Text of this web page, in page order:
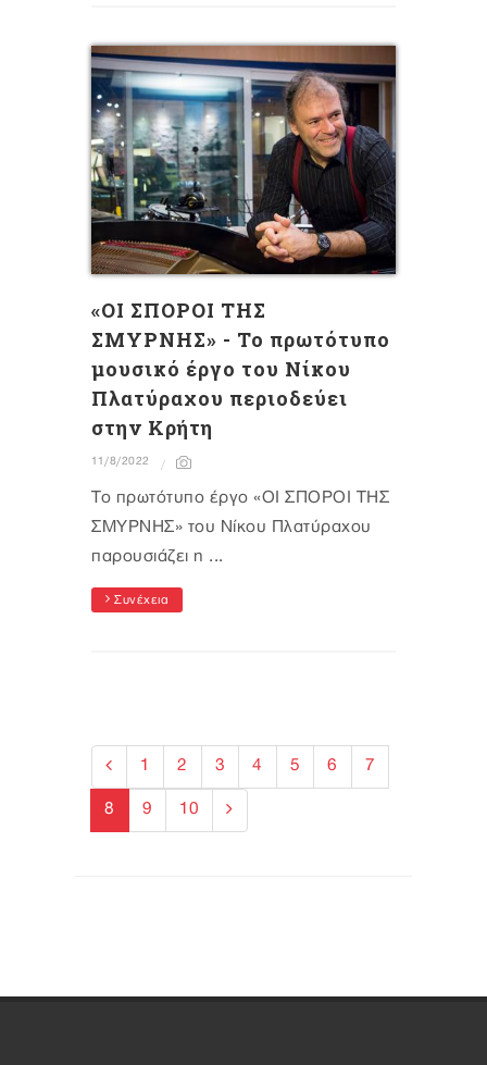
«ΟΙ ΣΠΟΡΟΙ ΤΗΣ
ΣΜΥΡΝΗΣ» - To πρωτότυπο
μουσικό έργο του Νίκου
Πλατύραχου περιοδεύει
στην Κρήτη
11/8/2022
Το πρωτότυπο έργο «ΟΙ ΣΠΟΡΟΙ ΤΗΣ
ΣΜΥΡΝΗΣ» του Νίκου Πλατύραχου
παρουσιάζει η ...
Συνέχεια
1 2 3 4 5 6 7
8 9 10